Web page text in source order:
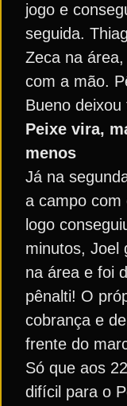
jogo e
seguida.
Zeca na
com a mão.
Bueno deixou
Peixe vira,
menos
Já na
a campo com
logo
minutos, Joel
na área e foi
pênalti! O
cobrança e
frente do
Só que aos
difícil para o